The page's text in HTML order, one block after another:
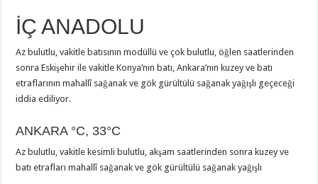
İÇ ANADOLU
Az bulutlu, vakitle batısının modüllü ve çok bulutlu, öğlen saatlerinden
sonra Eskişehir ile vakitle Konya’nın batı, Ankara’nın kuzey ve batı
etraflarının mahallî sağanak ve gök gürültülü sağanak yağışlı geçeceği
iddia ediliyor.
ANKARA °C, 33°C
Az bulutlu, vakitle kesimli bulutlu, akşam saatlerinden sonra kuzey ve
batı etrafları mahallî sağanak ve gök gürültülü sağanak yağışlı